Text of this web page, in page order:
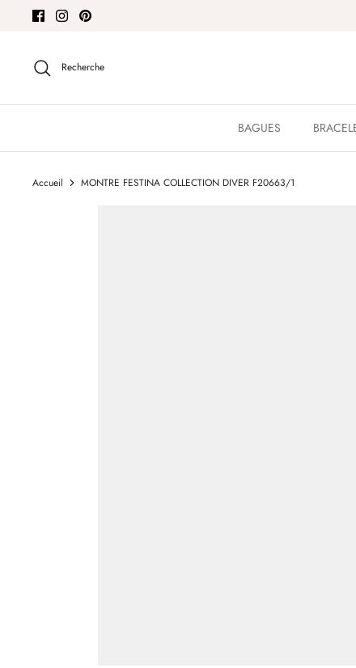
Recherche
BAGUES
Accueil MONTRE FESTINA COLLECTION DIVER F20663/1